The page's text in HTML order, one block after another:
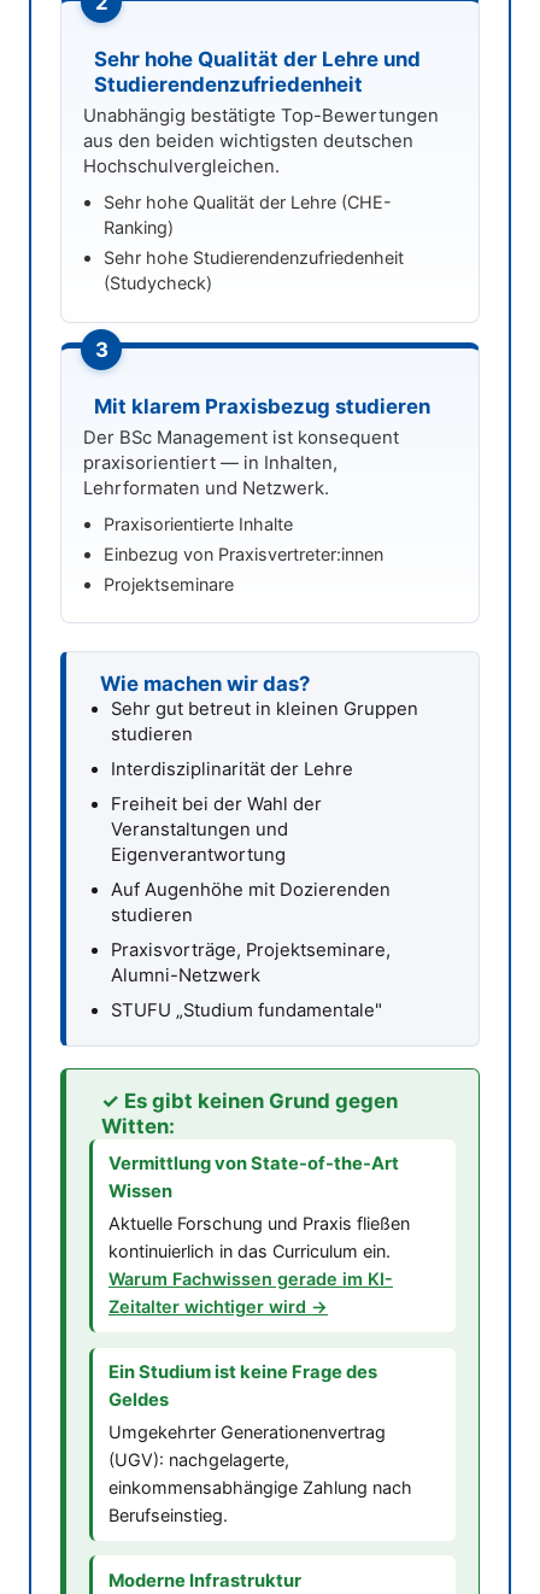
Sehr hohe Qualität der Lehre und
Studierendenzufriedenheit
Unabhängig bestätigte Top-Bewertungen
aus den beiden wichtigsten deutschen
Hochschulvergleichen.
Sehr hohe Qualität der Lehre (CHE-
Ranking)
Sehr hohe Studierendenzufriedenheit
(Studycheck)
3
Mit klarem Praxisbezug studieren
Der BSc Management ist konsequent
praxisorientiert — in Inhalten,
Lehrformaten und Netzwerk.
Praxisorientierte Inhalte
Einbezug von Praxisvertreter:innen
Projektseminare
Wie machen wir das?
Sehr gut betreut in kleinen Gruppen
studieren
Interdisziplinarität der Lehre
Freiheit bei der Wahl der
Veranstaltungen und
Eigenverantwortung
Auf Augenhöhe mit Dozierenden
studieren
Praxisvorträge, Projektseminare,
Alumni-Netzwerk
STUFU „Studium fundamentale"
✓ Es gibt keinen Grund gegen
Witten:
Vermittlung von State-of-the-Art
Wissen
Aktuelle Forschung und Praxis fließen
kontinuierlich in das Curriculum ein.
Warum Fachwissen gerade im KI-
Zeitalter wichtiger wird →
Ein Studium ist keine Frage des
Geldes
Umgekehrter Generationenvertrag
(UGV): nachgelagerte,
einkommensabhängige Zahlung nach
Berufseinstieg.
Moderne Infrastruktur